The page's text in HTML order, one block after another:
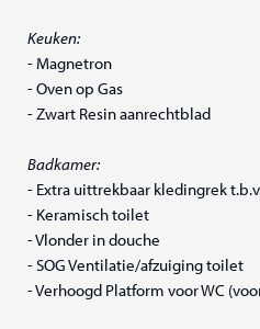
Keuken:
- Magnetron
- Oven op Gas
- Zwart Resin aanrechtblad
Badkamer:
- Extra uittrekbaar kledingrek
- Keramisch toilet
- Vlonder in douche
- SOG Ventilatie/afzuiging toilet
- Verhoogd Platform voor WC